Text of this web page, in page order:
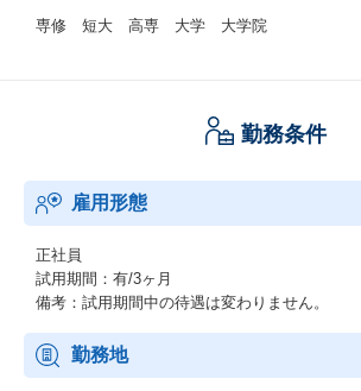
専修 短大 高専 大学 大学院
勤務条件
雇用形態
正社員
試用期間：有/3ヶ月
備考：試用期間中の待遇は変わりません。
勤務地